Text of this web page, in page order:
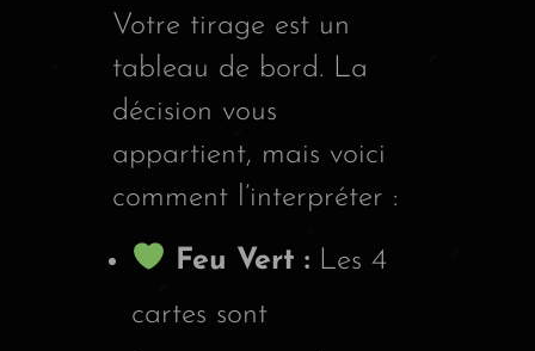
Votre tirage est un
tableau de bord. La
décision vous
appartient, mais voici
comment l’interpréter :
Feu Vert :Les 4
cartes sont